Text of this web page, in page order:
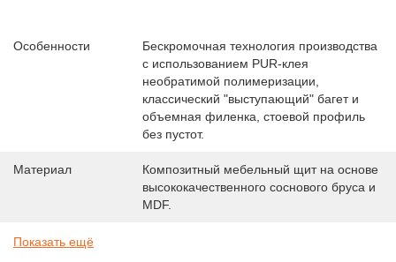
Особенности
Бескромочная технология производства
с использованием PUR-клея
необратимой полимеризации,
классический "выступающий" багет и
объемная филенка, стоевой профиль
без пустот.
Материал
Композитный мебельный щит на основе
высококачественного соснового бруса и
MDF.
Показать ещё